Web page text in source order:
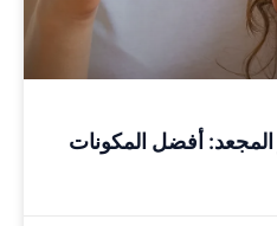
أفضل المكونات